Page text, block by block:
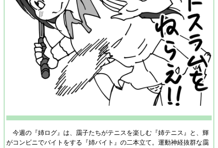
今週の『姉ログ』は、靄子たちがテニスを楽しむ『姉テニス』と、輝
がコンビニでバイトをする『姉バイト』の二本立て。運動神経抜群な靄